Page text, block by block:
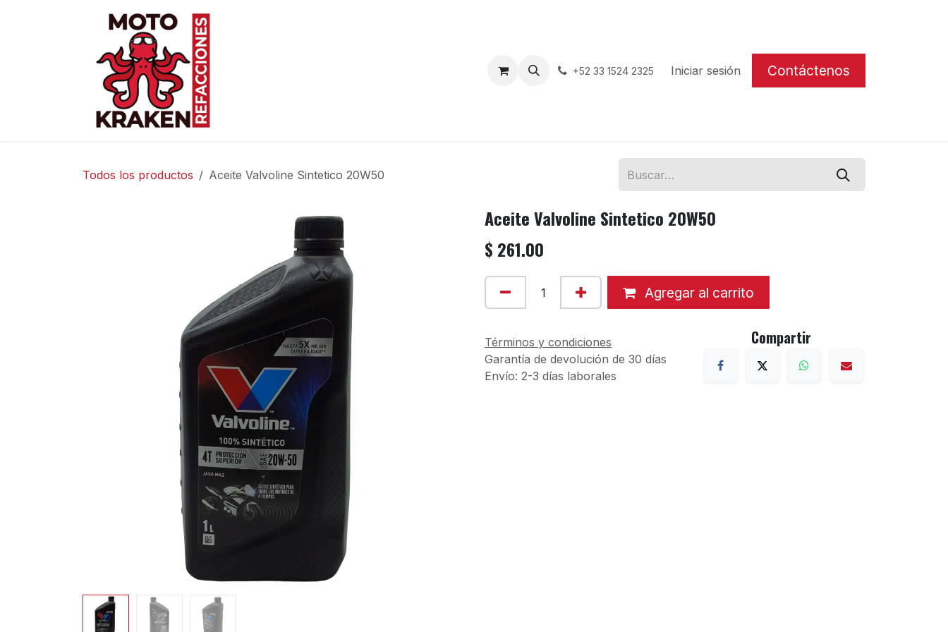
Contáctenos+52 33 1524 2325 Iniciar sesión Contáctenos
Todos los productos Aceite Valvoline Sintetico 20W50
Aceite Valvoline Sintetico 20W50
$ 261.00
Agregar al carrito
Términos y condiciones
Garantía de devolución de 30 días
Envío: 2-3 días laborales
Compartir